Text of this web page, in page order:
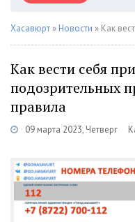
Хасавюрт » Новости » Как вести
Как вести себя
подозрительных
правила
09 марта 2023, Четверг